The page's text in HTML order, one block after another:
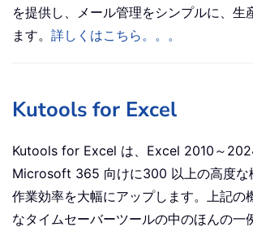
を提供し、メール管理をシンプルに、生
ます。 詳しくはこちら。。。
Kutools for Excel
Kutools for Excel は、Excel 2010～
Microsoft 365 向けに300 以上の高度な
作業効率を大幅にアップします。上記の
なタイムセーバーツールの中のほんの一